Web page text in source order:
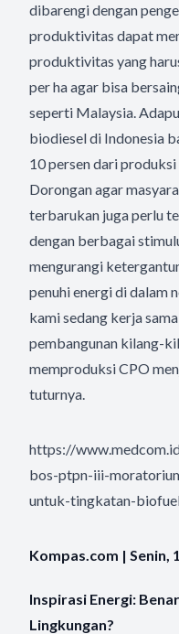
dibarengi dengan
produktivitas dapat
produktivitas yang
per ha agar bisa
seperti Malaysia.
biodiesel di Indonesia
10 persen dari
Dorongan agar
terbarukan juga perlu
dengan berbagai
mengurangi
penuhi energi di dalam
kami sedang kerja
pembangunan kilang-
memproduksi CPO
tuturnya.
https://
bos-ptpn-iii-
untuk-tingkatan-
Kompas.com | Senin,
Inspirasi Energi:
Lingkungan?